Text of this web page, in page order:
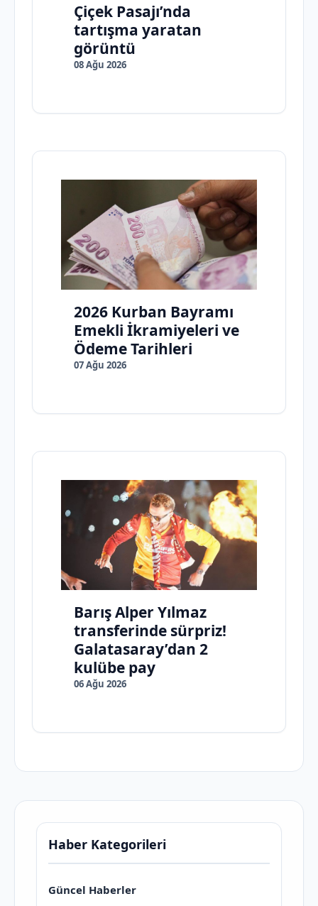
Çiçek Pasajı’nda
tartışma yaratan
görüntü
08 Ağu 2026
2026 Kurban Bayramı
Emekli İkramiyeleri ve
Ödeme Tarihleri
07 Ağu 2026
Barış Alper Yılmaz
transferinde sürpriz!
Galatasaray’dan 2
kulübe pay
06 Ağu 2026
Haber Kategorileri
Güncel Haberler